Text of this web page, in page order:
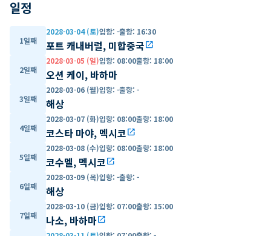
일정
1일째
2028-03-04 (토)입항: -출항: 16:30
포트 캐내버럴, 미합중국open_in_new
2일째
2028-03-05 (일)입항: 08:00출항: 18:00
오션 케이, 바하마
3일째
2028-03-06 (월)입항: -출항: -
해상
4일째
2028-03-07 (화)입항: 08:00출항: 18:00
코스타 마야, 멕시코open_in_new
5일째
2028-03-08 (수)입항: 08:00출항: 18:00
코수멜, 멕시코open_in_new
6일째
2028-03-09 (목)입항: -출항: -
해상
7일째
2028-03-10 (금)입항: 07:00출항: 15:00
나소, 바하마open_in_new